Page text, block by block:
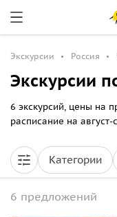
Экскурсии Россия
Экскурсии
6 экскурсий, цены на
расписание на
Sputnik8.
Категории
6 предложений